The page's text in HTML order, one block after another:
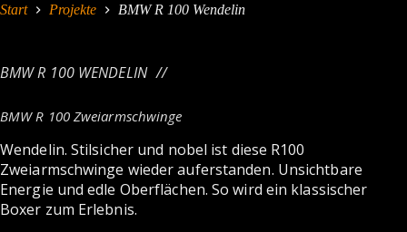
Start Projekte BMW R 100 Wendelin
BMW R 100 WENDELIN
BMW R 100 Zweiarmschwinge
Wendelin. Stilsicher und nobel ist diese R100
Zweiarmschwinge wieder auferstanden. Unsichtbare
Energie und edle Oberflächen. So wird ein klassischer
Boxer zum Erlebnis.